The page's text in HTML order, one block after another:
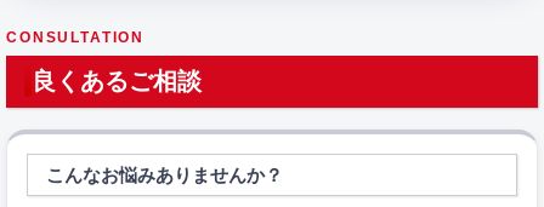
CONSULTATION
良くあるご相談
こんなお悩みありませんか？